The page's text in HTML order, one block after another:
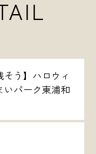
そう】ハロウィ
いパーク東浦和